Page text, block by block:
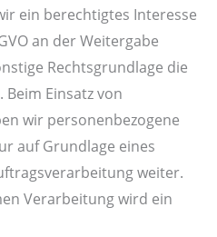
ein berechtigtes Interesse
an der Weitergabe
Rechtsgrundlage die
Einsatz von
wir personenbezogene
auf Grundlage eines
weiter.
Verarbeitung wird ein